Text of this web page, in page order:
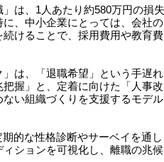
は、1人あたり約580万円の損失
、中小企業にとっては、会社の
けることで、採用費用や教育費
は、「退職希望」という手遅れ
握」と、定着に向けた「人事改
い組織づくりを支援するモデル
期的な性格診断やサーベイを通し
ションを可視化し、離職の兆候